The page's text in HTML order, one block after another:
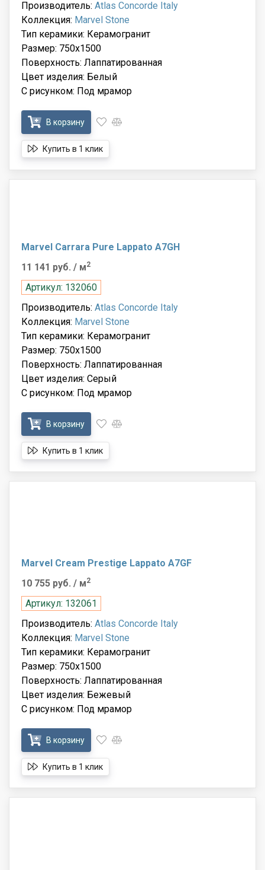
Производитель: Atlas Concorde Italy
Коллекция: Marvel Stone
Тип керамики: Керамогранит
Размер: 750x1500
Поверхность: Лаппатированная
Цвет изделия: Белый
С рисунком: Под мрамор
В корзину
Купить в 1 клик
Marvel Carrara Pure Lappato A7GH
11 141 руб. / м2
Артикул: 132060
Производитель: Atlas Concorde Italy
Коллекция: Marvel Stone
Тип керамики: Керамогранит
Размер: 750x1500
Поверхность: Лаппатированная
Цвет изделия: Серый
С рисунком: Под мрамор
В корзину
Купить в 1 клик
Marvel Cream Prestige Lappato A7GF
10 755 руб. / м2
Артикул: 132061
Производитель: Atlas Concorde Italy
Коллекция: Marvel Stone
Тип керамики: Керамогранит
Размер: 750x1500
Поверхность: Лаппатированная
Цвет изделия: Бежевый
С рисунком: Под мрамор
В корзину
Купить в 1 клик